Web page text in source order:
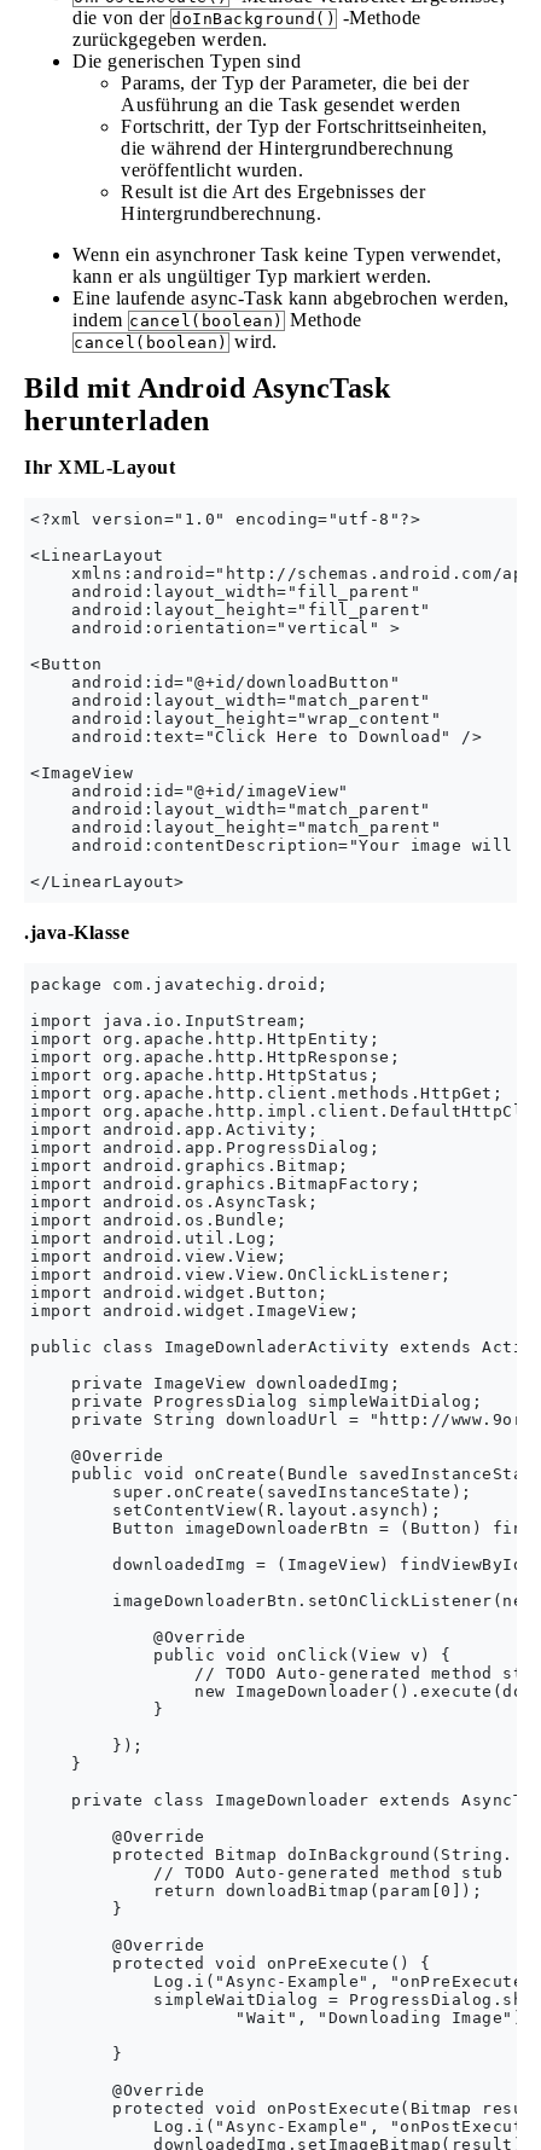
die von der doInBackground() -Methode
zurückgegeben werden.
Die generischen Typen sind
Params, der Typ der Parameter, die bei der
Ausführung an die Task gesendet werden
Fortschritt, der Typ der Fortschrittseinheiten,
die während der Hintergrundberechnung
veröffentlicht wurden.
Result ist die Art des Ergebnisses der
Hintergrundberechnung.
Wenn ein asynchroner Task keine Typen verwendet,
kann er als ungültiger Typ markiert werden.
Eine laufende async-Task kann abgebrochen werden,
indem cancel(boolean) Methode
cancel(boolean) wird.
Bild mit Android AsyncTask
herunterladen
Ihr XML-Layout
<?xml version="1.0" encoding="utf-8"?>
<LinearLayout
xmlns:android="http://schemas.android.com/
    android:layout_width="fill_parent"
    android:layout_height="fill_parent"
    android:orientation="vertical" >
<Button
    android:id="@+id/downloadButton"
    android:layout_width="match_parent"
    android:layout_height="wrap_content"
    android:text="Click Here to Download" />
<ImageView
    android:id="@+id/imageView"
    android:layout_width="match_parent"
    android:layout_height="match_parent"
android:contentDescription="Your image will
.java-Klasse
package com.javatechig.droid;
import java.io.InputStream;
import org.apache.http.HttpEntity;
import org.apache.http.HttpResponse;
import org.apache.http.HttpStatus;
import org.apache.http.client.methods.HttpGet;
import
import android.app.Activity;
import android.app.ProgressDialog;
import android.graphics.Bitmap;
import android.graphics.BitmapFactory;
import android.os.AsyncTask;
import android.os.Bundle;
import android.util.Log;
import android.view.View;
import android.view.View.OnClickListener;
import android.widget.Button;
import android.widget.ImageView;
public class ImageDownladerActivity extends
    private ImageView downloadedImg;
    private ProgressDialog simpleWaitDialog;
private String downloadUrl = "http://
    @Override
public void onCreate(Bundle
        super.onCreate(savedInstanceState);
        setContentView(R.layout.asynch);
Button imageDownloaderBtn = (Button)
downloadedImg = (ImageView)
imageDownloaderBtn.setOnClickListener(new
            @Override
            public void onClick(View v) {
// TODO Auto-generated method
new
            }
        });
    }
private class ImageDownloader extends
        @Override
protected Bitmap doInBackground(String...
            // TODO Auto-generated method stub
            return downloadBitmap(param[0]);
        }
        @Override
        protected void onPreExecute() {
Log.i("Async-Example", "onPreExecute
simpleWaitDialog =
                    "Wait", "Downloading Image");
        }
        @Override
protected void onPostExecute(Bitmap
Log.i("Async-Example", "onPostExecute
            downloadedImg.setImageBitmap(result);